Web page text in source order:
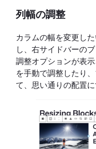
列幅の調整
カラムの幅を変更し
し、右サイドバーの
調整オプションが表
を手動で調整したり
て、思い通りの配置